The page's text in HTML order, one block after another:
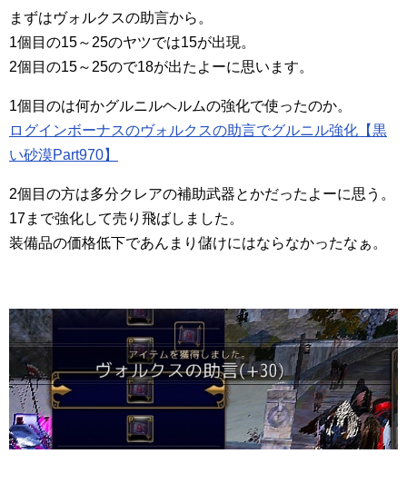
まずはヴォルクスの助言から。
1個目の15～25のヤツでは15が出現。
2個目の15～25ので18が出たよーに思います。
1個目のは何かグルニルヘルムの強化で使ったのか。
ログインボーナスのヴォルクスの助言でグルニル強化【黒
い砂漠Part970】
2個目の方は多分クレアの補助武器とかだったよーに思う。
17まで強化して売り飛ばしました。
装備品の価格低下であんまり儲けにはならなかったなぁ。